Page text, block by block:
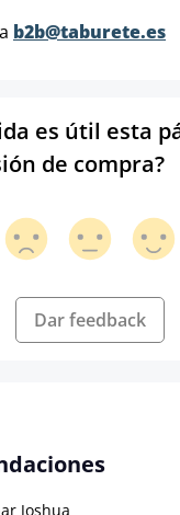
b2b@taburete.es
es útil esta
de compra?
Dar feedback
productos